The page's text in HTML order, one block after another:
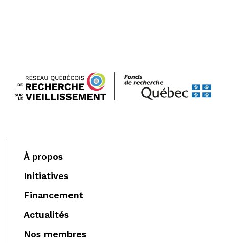
À propos
Initiatives
Financement
Actualités
Nos membres